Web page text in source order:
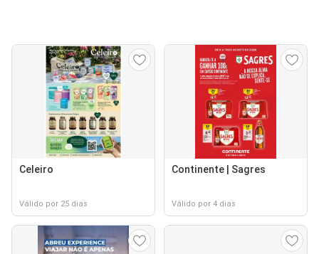
Celeiro
Válido por 25 dias
Continente | Sagres
Válido por 4 dias